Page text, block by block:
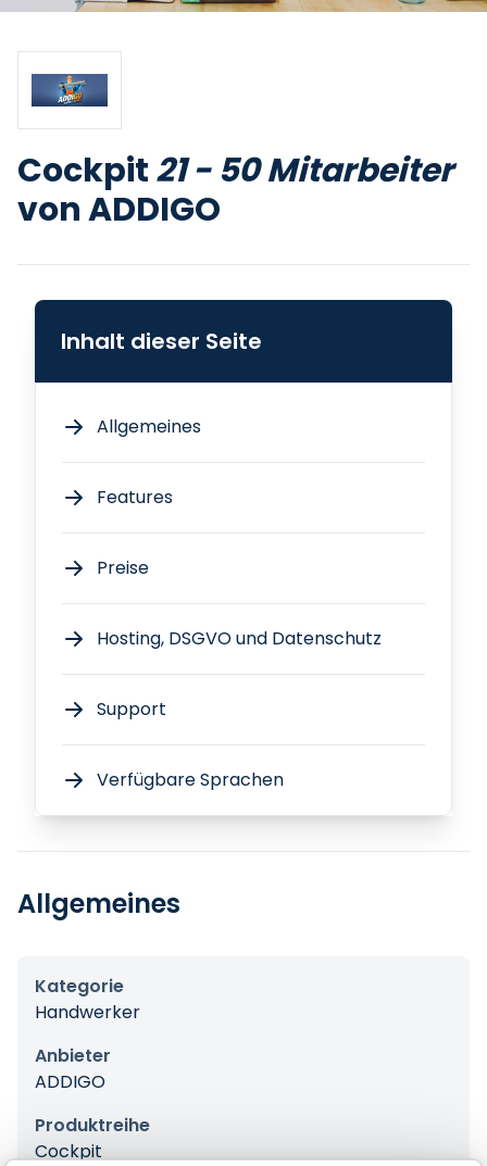
Cockpit21 - 50 Mitarbeiter
von ADDIGO
Inhalt dieser Seite
Allgemeines
Features
Preise
Hosting, DSGVO und Datenschutz
Support
Verfügbare Sprachen
Allgemeines
Kategorie
Handwerker
Anbieter
ADDIGO
Produktreihe
Cockpit